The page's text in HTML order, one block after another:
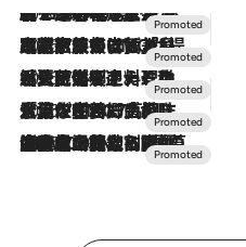
2026.8.7
【トンボの足水浴】ヒノキの香りに包まれて涼感マックス！約13℃の湧水かけ流しを避暑地「星野温泉 トンボの湯」で体験
2026.7.31
【ホテル帰省】という選択肢をOMOが提案。家族とほどよい距離を保つには「昼は実家、夜は気兼ねなくホテルで！」
2026.7.24
【夏限定ディナーコース】旬を迎える稚鮎や花ズッキーニなどをイタリア・トスカーナの郷土料理の手法で満喫！
2026.7.17
「土佐和ハーブかき氷」がOMO7高知に登場！生姜、山椒、大葉など目にも舌にも涼を呼ぶ郷土の味
2026.7.10
NEW OPEN！【界 草津】名湯の地に誕生。趣の異なる2種の温泉と上州ならではの会席・蕎麦割烹など美食を味わう究極の癒やし旅